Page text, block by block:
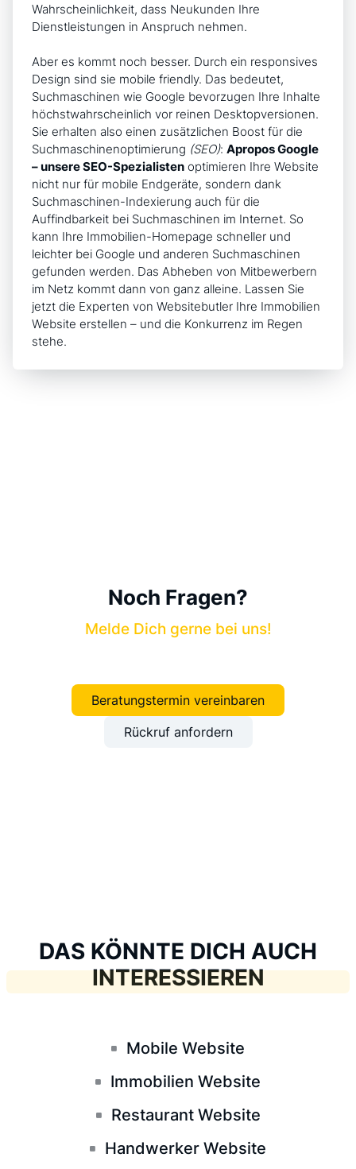
Wahrscheinlichkeit, dass Neukunden Ihre
Dienstleistungen in Anspruch nehmen.
Aber es kommt noch besser. Durch ein responsives
Design sind sie mobile friendly. Das bedeutet,
Suchmaschinen wie Google bevorzugen Ihre Inhalte
höchstwahrscheinlich vor reinen Desktopversionen.
Sie erhalten also einen zusätzlichen Boost für die
Suchmaschinenoptimierung (SEO): Apropos Google
– unsere SEO-Spezialisten optimieren Ihre Website
nicht nur für mobile Endgeräte, sondern dank
Suchmaschinen-Indexierung auch für die
Auffindbarkeit bei Suchmaschinen im Internet. So
kann Ihre Immobilien-Homepage schneller und
leichter bei Google und anderen Suchmaschinen
gefunden werden. Das Abheben von Mitbewerbern
im Netz kommt dann von ganz alleine. Lassen Sie
jetzt die Experten von Websitebutler Ihre Immobilien
Website erstellen – und die Konkurrenz im Regen
stehe.
Noch Fragen?
Melde Dich gerne bei uns!
Beratungstermin vereinbaren
Rückruf anfordern
DAS KÖNNTE DICH AUCH
INTERESSIEREN
Mobile Website
Immobilien Website
Restaurant Website
Handwerker Website